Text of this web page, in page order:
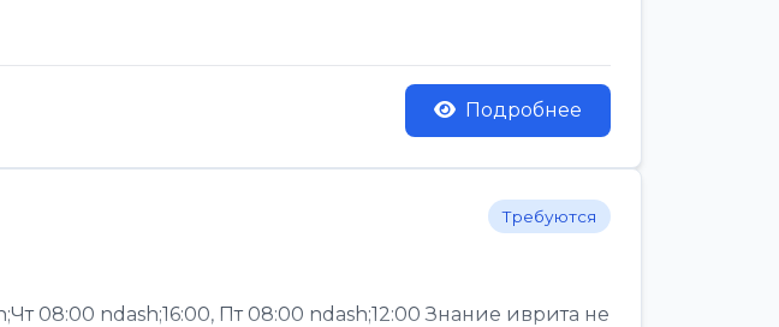
Подробнее
Требуются
08:00 ndash;16:00, Пт 08:00 ndash;12:00 Знание иврита не